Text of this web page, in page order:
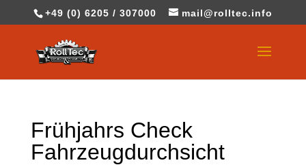
+49 (0) 6205 / 307000 mail@rolltec.info
Frühjahrs Check
Fahrzeugdurchsicht